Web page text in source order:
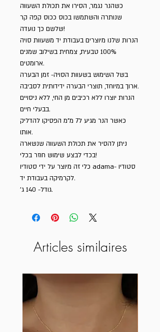
כשהנר נגמר, הסירו את תכולת השעווה
שנותרה והשתמשו בכוס ככוס קפה קר
שלשם כך נועדה!
הנרות שלנו מיוצרים בעבודת יד משעוות סויה
100% טבעית, צמחית בשילוב שמנים
ארומטים.
בשל השימוש בשעוות הסויה- זמן הבערה
ארוך במיוחד, תוצרי הבערה ידידותית לסביבה.
הנרות יוצרו ללא רכיבים מן החי, ללא ניסויים
בבעלי חיים.
כאשר הנר מגיע ל7 מ"מ הפסיקו להדליק
אותו.
ניתן להסיר את תכולת השעווה שנשארה
בכדי לבצע שימוש חוזר בכלי!
כלי זה מיוצר על ידי סטודיו adama- סטודיו
לקרמיקה בעבודת יד.
גודל- 140 ג׳.
Articles similaires